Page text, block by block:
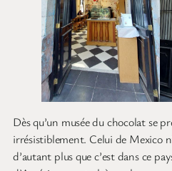
Dès qu’un musée du chocolat se
irrésistiblement. Celui de Mexico
d’autant plus que c’est dans ce